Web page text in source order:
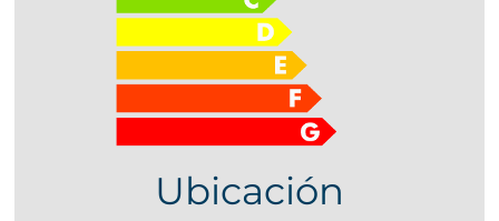
Ubicación